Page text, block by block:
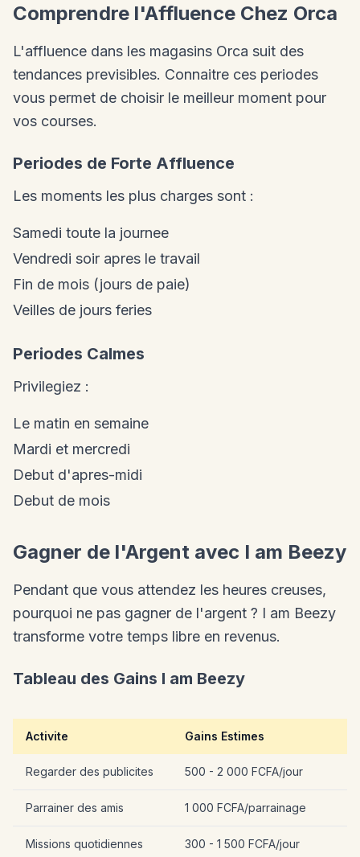
Comprendre l'Affluence Chez Orca
L'affluence dans les magasins Orca suit des
tendances previsibles. Connaitre ces periodes
vous permet de choisir le meilleur moment pour
vos courses.
Periodes de Forte Affluence
Les moments les plus charges sont :
Samedi toute la journee
Vendredi soir apres le travail
Fin de mois (jours de paie)
Veilles de jours feries
Periodes Calmes
Privilegiez :
Le matin en semaine
Mardi et mercredi
Debut d'apres-midi
Debut de mois
Gagner de l'Argent avec I am Beezy
Pendant que vous attendez les heures creuses,
pourquoi ne pas gagner de l'argent ? I am Beezy
transforme votre temps libre en revenus.
Tableau des Gains I am Beezy
Activite Gains Estimes
Regarder des publicites 500 - 2 000 FCFA/jour
Parrainer des amis 1 000 FCFA/parrainage
Missions quotidiennes 300 - 1 500 FCFA/jour